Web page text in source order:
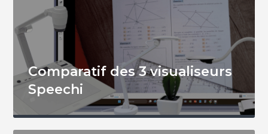
Comparatif des 3 visualiseurs
Speechi